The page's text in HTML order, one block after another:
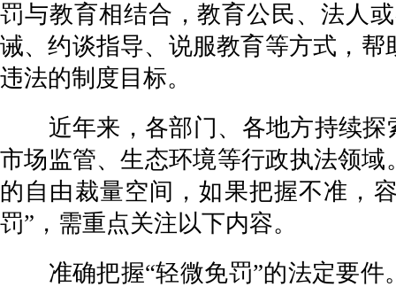
罚与教育相结合，教育公民、法人
诫、约谈指导、说服教育等方式，
违法的制度目标。
近年来，各部门、各地方持续探
市场监管、生态环境等行政执法领
的自由裁量空间，如果把握不准，
罚”，需重点关注以下内容。
准确把握“轻微免罚”的法定要件